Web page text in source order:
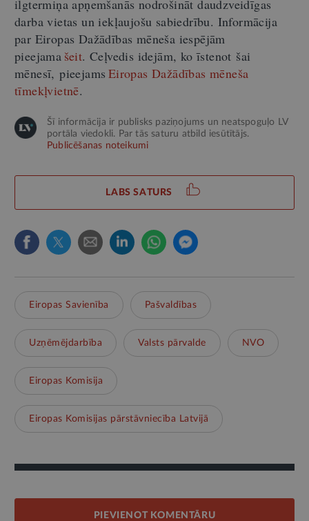
ilgtermiņa apņemšanās nodrošināt daudzveidīgas
darba vietas un iekļaujošu sabiedrību. Informācija
par Eiropas Dažādības mēneša iespējām
pieejama šeit. Ceļvedis idejām, ko īstenot šai
mēnesī, pieejams Eiropas Dažādības mēneša
tīmekļvietnē.
Šī informācija ir publisks paziņojums un neatspoguļo LV
portāla viedokli. Par tās saturu atbild iesūtītājs.
Publicēšanas noteikumi
LABS SATURS
Eiropas Savienība Pašvaldības
Uzņēmējdarbība Valsts pārvalde NVO
Eiropas Komisija
Eiropas Komisijas pārstāvniecība Latvijā
PIEVIENOT KOMENTĀRU